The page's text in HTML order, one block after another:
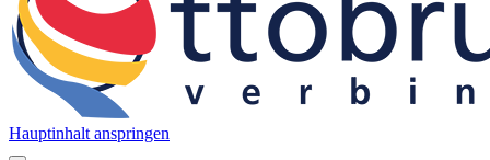
Hauptinhalt anspringen